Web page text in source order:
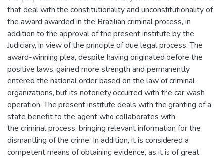
that deal with the constitutionality and unconstitutionality of
the award awarded in the Brazilian criminal process, in
addition to the approval of the present institute by the
Judiciary, in view of the principle of due legal process. The
award-winning plea, despite having originated before the
positive laws, gained more strength and permanently
entered the national order based on the law of criminal
organizations, but its notoriety occurred with the car wash
operation. The present institute deals with the granting of a
state benefit to the agent who collaborates with
the criminal process, bringing relevant information for the
dismantling of the crime. In addition, it is considered a
competent means of obtaining evidence, as it is of great